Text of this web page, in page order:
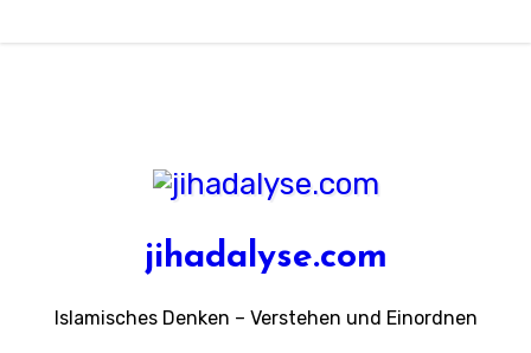
jihadalyse.com
Islamisches Denken – Verstehen und Einordnen